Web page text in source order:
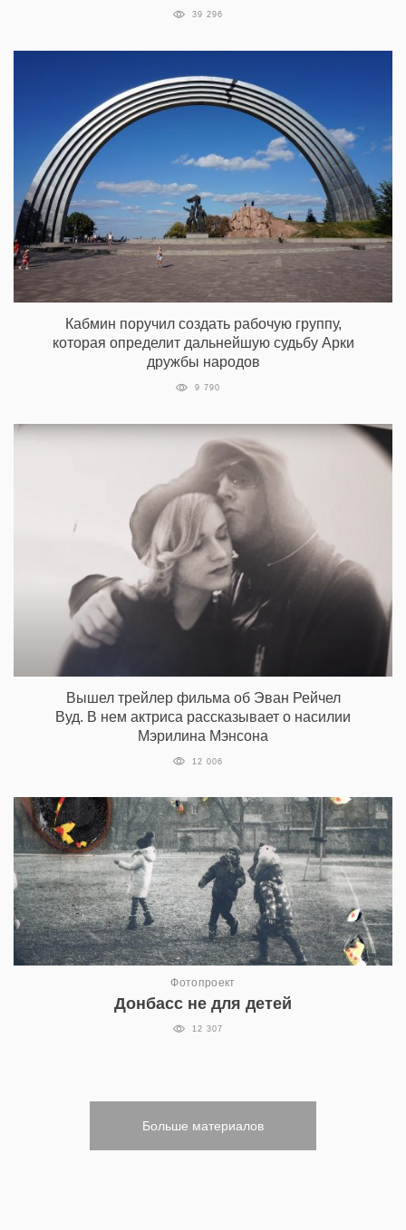
39 296
Кабмин поручил создать рабочую группу,
которая определит дальнейшую судьбу Арки
дружбы народов
9 790
Вышел трейлер фильма об Эван Рейчел
Вуд. В нем актриса рассказывает о насилии
Мэрилина Мэнсона
12 006
Фотопроект
Донбасс не для детей
12 307
Больше материалов